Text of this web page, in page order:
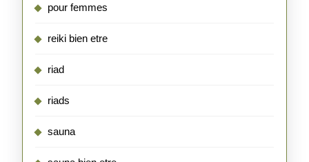
pour femmes
reiki bien etre
riad
riads
sauna